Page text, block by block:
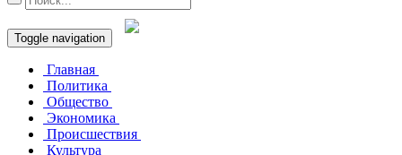
Toggle navigation
Главная
Политика
Общество
Экономика
Происшествия
Культура